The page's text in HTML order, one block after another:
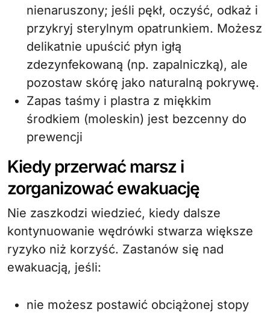
nienaruszony; jeśli pękł, oczyść, odkaż i
przykryj sterylnym opatrunkiem. Możesz
delikatnie upuścić płyn igłą
zdezynfekowaną (np. zapalniczką), ale
pozostaw skórę jako naturalną pokrywę.
Zapas taśmy i plastra z miękkim
środkiem (moleskin) jest bezcenny do
prewencji
Kiedy przerwać marsz i
zorganizować ewakuację
Nie zaszkodzi wiedzieć, kiedy dalsze
kontynuowanie wędrówki stwarza większe
ryzyko niż korzyść. Zastanów się nad
ewakuacją, jeśli:
nie możesz postawić obciążonej stopy